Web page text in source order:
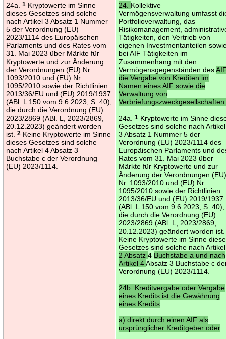
24a.1 Kryptowerte im Sinne
dieses Gesetzes sind solche
nach Artikel 3 Absatz 1 Nummer
5 der Verordnung (EU)
2023/1114 des Europäischen
Parlaments und des Rates vom
31. Mai 2023 über Märkte für
Kryptowerte und zur Änderung
der Verordnungen (EU) Nr.
1093/2010 und (EU) Nr.
1095/2010 sowie der Richtlinien
2013/36/EU und (EU) 2019/1937
(ABl. L 150 vom 9.6.2023, S. 40),
die durch die Verordnung (EU)
2023/2869 (ABl. L, 2023/2869,
20.12.2023) geändert worden
ist.2 Keine Kryptowerte im Sinne
dieses Gesetzes sind solche
nach Artikel 4 Absatz 3
Buchstabe c der Verordnung
(EU) 2023/1114.
24. Kollektive
Vermögensverwaltung umfasst
Portfolioverwaltung, das
Risikomanagement,
Tätigkeiten, den Vertrieb von
eigenen Investmentanteilen
bei AIF Tätigkeiten im
Zusammenhang mit den
Vermögensgegenständen des
die Vergabe von Krediten im
Namen eines AIF sowie die
Verwaltung von
24a.1 Kryptowerte im Sinne
Gesetzes sind solche nach Artikel
3 Absatz 1 Nummer 5 der
Verordnung (EU) 2023/1114 des
Europäischen Parlaments und
Rates vom 31. Mai 2023 über
Märkte für Kryptowerte und zur
Änderung der Verordnungen
Nr. 1093/2010 und (EU) Nr.
1095/2010 sowie der Richtlinien
2013/36/EU und (EU) 2019/1937
(ABl. L 150 vom 9.6.2023, S. 40),
die durch die Verordnung (EU)
2023/2869 (ABl. L, 2023/2869,
20.12.2023) geändert worden
Keine Kryptowerte im Sinne
Gesetzes sind solche nach Artikel
2 Absatz4 Buchstabe a und nach
Artikel 4Absatz 3 Buchstabe c
Verordnung (EU) 2023/1114.
24b. Kreditvergabe oder Vergabe
eines Kredits ist die Gewährung
eines Kredits
a) direkt durch einen AIF als
ursprünglicher Kreditgeber oder